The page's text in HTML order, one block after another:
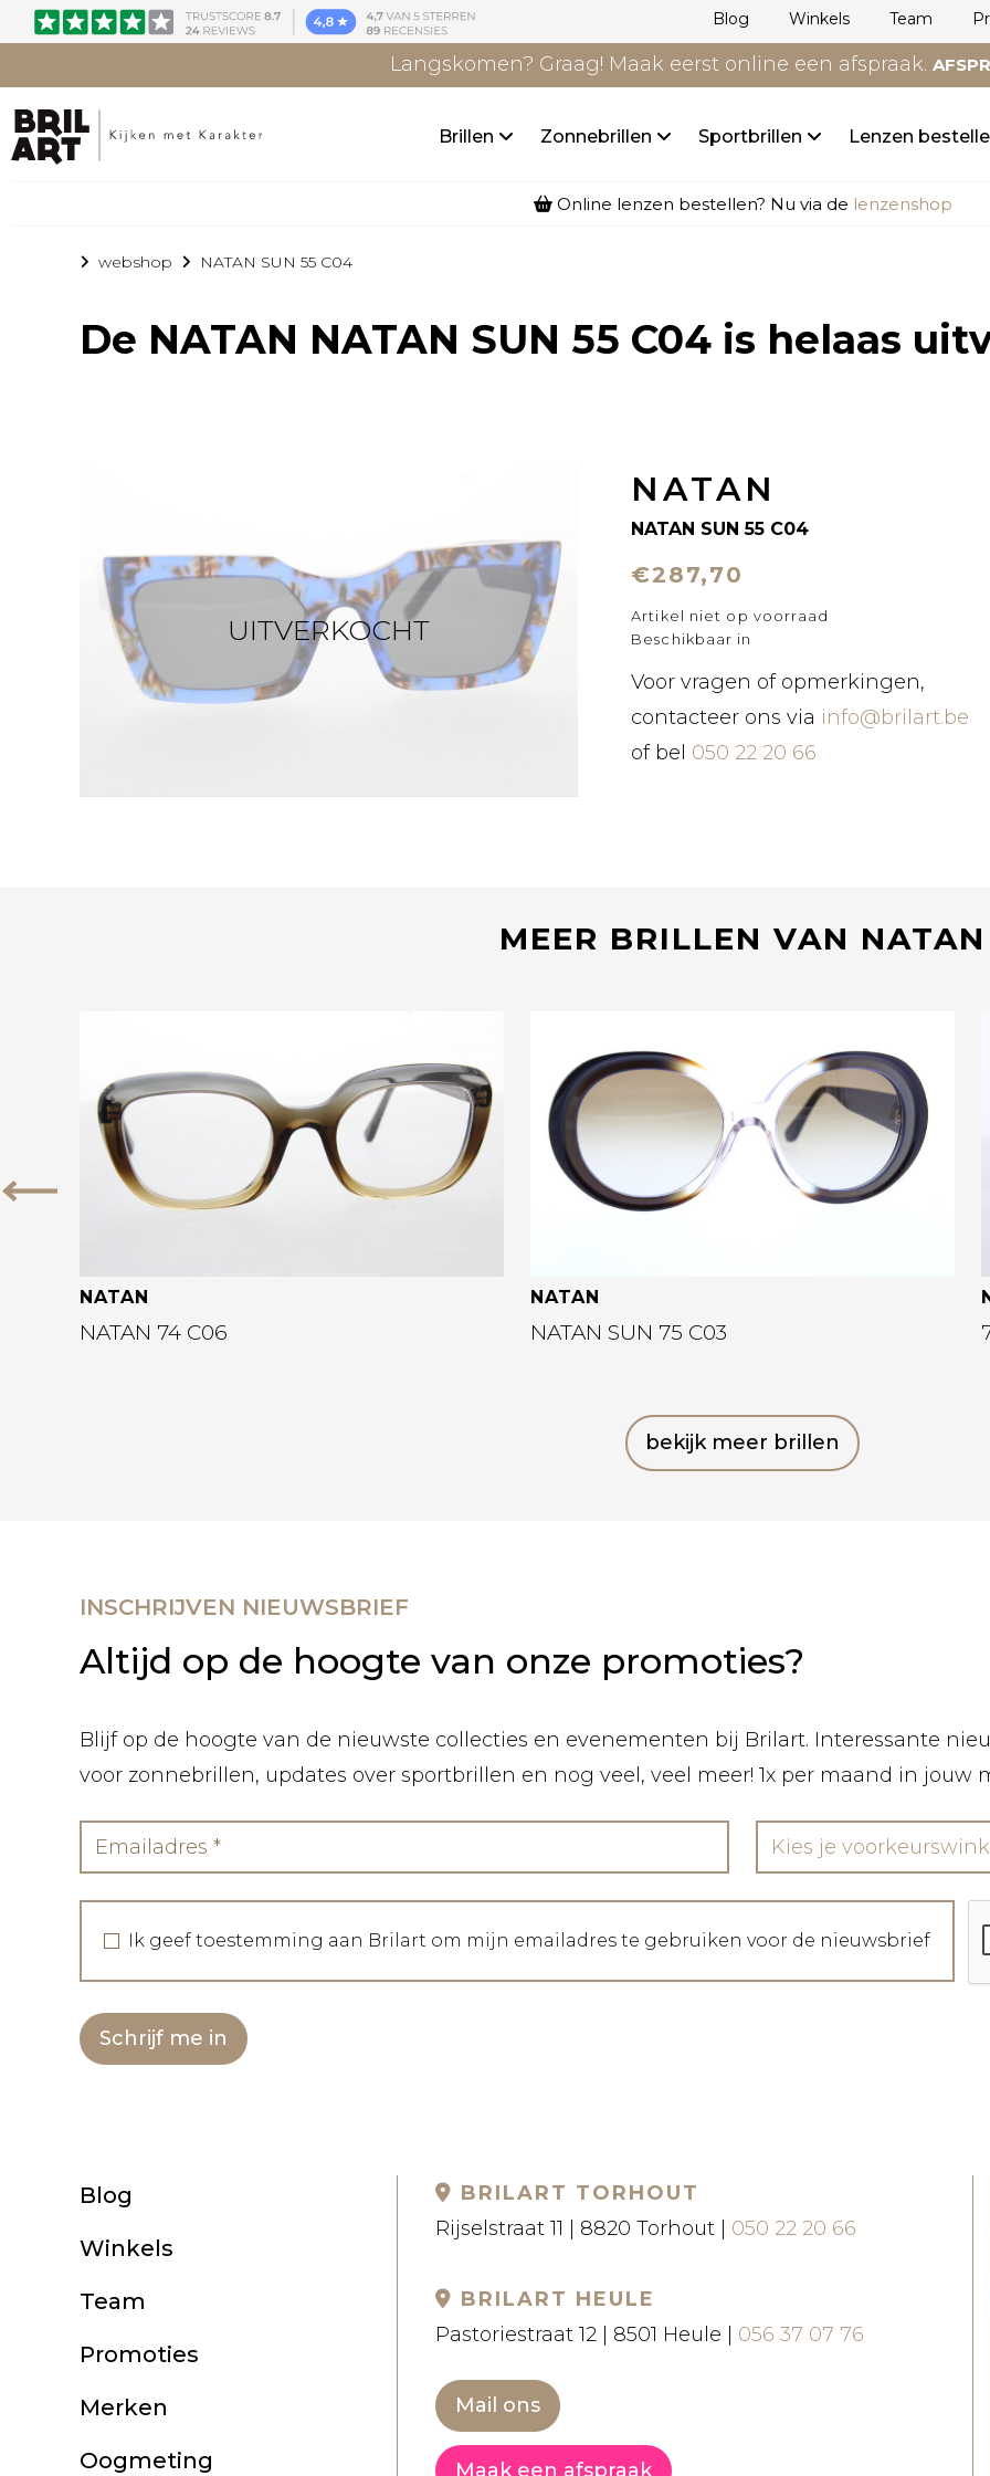
Blog Winkels Team
Langskomen? Graag! Maak eerst online een afspraak.
Brillen Zonnebrillen Sportbrillen Lenzen
Online lenzen bestellen? Nu via de lenzenshop
webshop NATAN SUN 55 C04
De NATAN NATAN SUN 55 C04 is helaas
UITVERKOCHT
NATAN
NATAN SUN 55 C04
€287,70
Artikel niet op voorraad
Beschikbaar in
Voor vragen of opmerkingen,
contacteer ons via info@brilart.be
of bel 050 22 20 66
MEER BRILLEN VAN NATAN
Vorige
Bekijk deze bril
NATAN
NATAN 74 C06
Bekijk deze bril
NATAN
NATAN SUN 75 C03
bekijk meer brillen
INSCHRIJVEN NIEUWSBRIEF
Altijd op de hoogte van onze promoties?
Blijf op de hoogte van de nieuwste collecties en evenementen bij Brilart. Interessante
voor zonnebrillen, updates over sportbrillen en nog veel, veel meer! 1x per maand in jouw
Kies je
Ik geef toestemming aan Brilart om mijn emailadres te gebruiken voor de nieuwsbrief
Schrijf me in
Blog
Winkels
Team
Promoties
Merken
Oogmeting
BRILART TORHOUT
Rijselstraat 11 | 8820 Torhout | 050 22 20 66
BRILART HEULE
Pastoriestraat 12 | 8501 Heule | 056 37 07 76
Mail ons
Maak een afspraak